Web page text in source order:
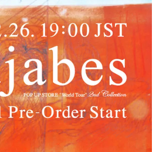
#FOCUS IT #AH.H
#MUSIC #MOVIE
#OUTDOOR
HANDBOOK